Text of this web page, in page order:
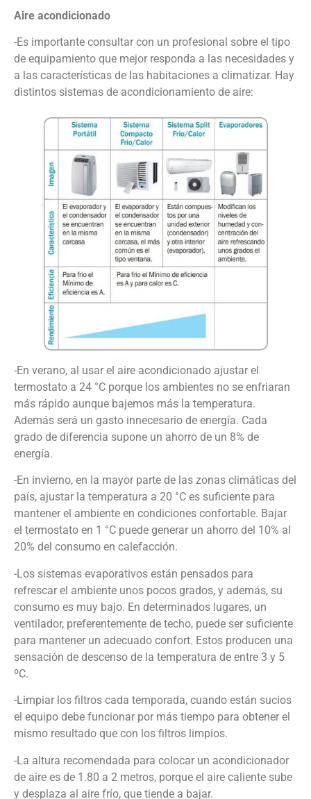
Aire acondicionado
-Es importante consultar con un profesional sobre el tipo
de equipamiento que mejor responda a las necesidades y
a las características de las habitaciones a climatizar. Hay
distintos sistemas de acondicionamiento de aire:
-En verano, al usar el aire acondicionado ajustar el
termostato a 24 °C porque los ambientes no se enfriaran
más rápido aunque bajemos más la temperatura.
Además será un gasto innecesario de energía. Cada
grado de diferencia supone un ahorro de un 8% de
energía.
-En invierno, en la mayor parte de las zonas climáticas del
país, ajustar la temperatura a 20 °C es suficiente para
mantener el ambiente en condiciones confortable. Bajar
el termostato en 1 °C puede generar un ahorro del 10% al
20% del consumo en calefacción.
-Los sistemas evaporativos están pensados para
refrescar el ambiente unos pocos grados, y además, su
consumo es muy bajo. En determinados lugares, un
ventilador, preferentemente de techo, puede ser suficiente
para mantener un adecuado confort. Estos producen una
sensación de descenso de la temperatura de entre 3 y 5
ºC.
-Limpiar los filtros cada temporada, cuando están sucios
el equipo debe funcionar por más tiempo para obtener el
mismo resultado que con los filtros limpios.
-La altura recomendada para colocar un acondicionador
de aire es de 1.80 a 2 metros, porque el aire caliente sube
y desplaza al aire frío, que tiende a bajar.